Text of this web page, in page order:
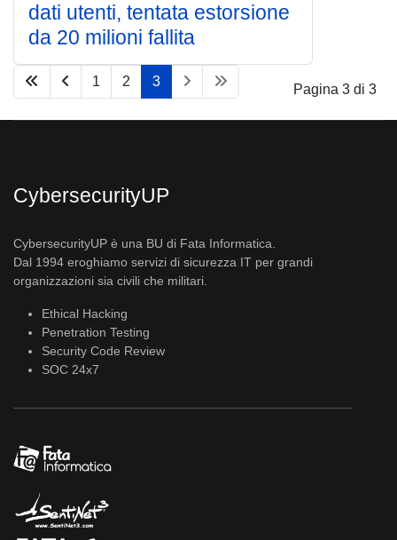
dati utenti, tentata estorsione
da 20 milioni fallita
Pagina 3 di 3
1 2 3
CybersecurityUP
CybersecurityUP è una BU di Fata Informatica.
Dal 1994 eroghiamo servizi di sicurezza IT per grandi
organizzazioni sia civili che militari.
Ethical Hacking
Penetration Testing
Security Code Review
SOC 24x7